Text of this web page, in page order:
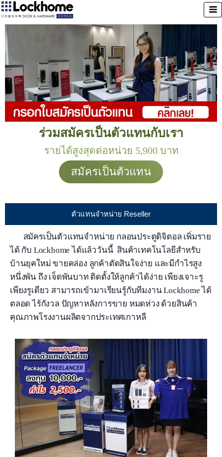
ร่วมสมัครเป็นตัวแทนกับเรา
รายได้สูงสุดต่อหน่วย 5,900 บาท
สมัครเป็นตัวแทน
ตัวแทนจำหน่าย Reseller
สมัครเป็นตัวแทนจำหน่าย กลอนประตูดิจิตอล เพิ่มราย
ได้ กับ Lockhome ได้แล้ววันนี้ สินค้าเทคโนโลยีสำหรับ
บ้านยุคใหม่ ขายคล่อง ลูกค้าตัดสินใจง่าย และมีกำไรสูง
หนึ่งพัน ถึง เจ็ดพันบาท ติดตั้งให้ลูกค้าได้ง่าย เพียงเจาะรู
เพียงรูเดียว สามารถเข้ามาเรียนรู้กับทีมงาน Lockhome ได้
ตลอด ไร้กังวล ปัญหาหลังการขาย หมดห่วง ด้วยสินค้า
คุณภาพโรงงานผลิตจากประเทศเกาหลี